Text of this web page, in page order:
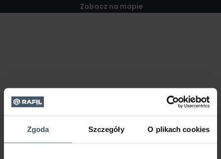
Zgoda Szczegóły O plikach cookies
Zobacz na mapie